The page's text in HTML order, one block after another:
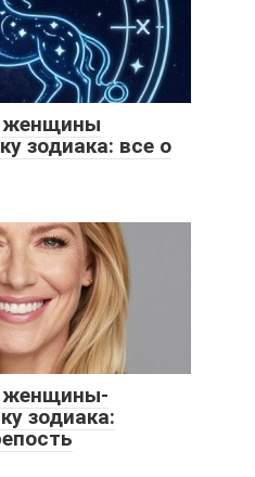
женщины
зодиака: все о
женщины-
зодиака: